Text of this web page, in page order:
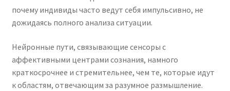
почему индивиды часто ведут себя импульсивно, не
дожидаясь полного анализа ситуации.
Нейронные пути, связывающие сенсоры с
аффективными центрами сознания, намного
краткосрочнее и стремительнее, чем те, которые идут
к областям, отвечающим за разумное размышление.